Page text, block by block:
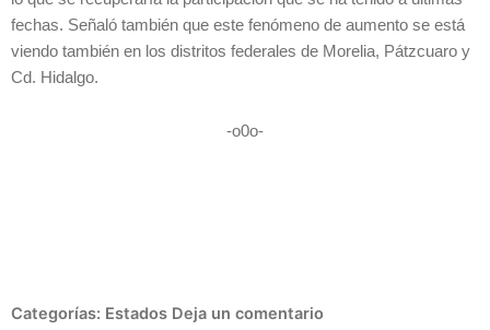
fechas. Señaló también que este fenómeno de aumento se está
viendo también en los distritos federales de Morelia, Pátzcuaro y
Cd. Hidalgo.
-o0o-
Categorías: Estados Deja un comentario